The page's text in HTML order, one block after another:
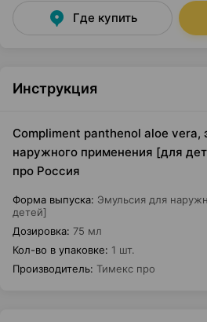
Где купить
Инструкция
Compliment panthenol aloe vera,
наружного применения [для
про Россия
Форма выпуска: Эмульсия для
детей]
Дозировка: 75 мл
Кол-во в упаковке: 1 шт.
Производитель: Тимекс про